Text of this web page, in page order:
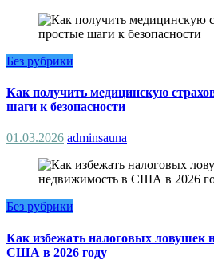
Без рубрики
Как получить медицинскую
шаги к безопасности
01.03.2026 adminsauna
Без рубрики
Как избежать налоговых ловушек
США в 2026 году